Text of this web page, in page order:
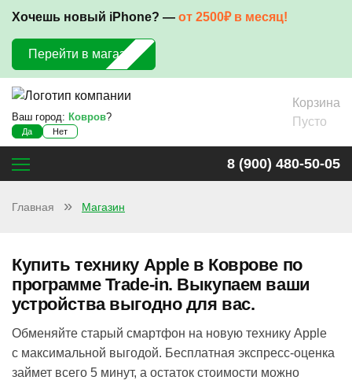
Хочешь новый iPhone? — от 2500₽ в месяц!
Перейти в магазин
Ваш город: Ковров?
Да Нет
Корзина
Пусто
8 (900) 480-50-05
Главная Магазин
Купить технику Apple в Коврове по
программе Trade-in. Выкупаем ваши
устройства выгодно для вас.
Обменяйте старый смартфон на новую технику Apple
с максимальной выгодой. Бесплатная экспресс-оценка
займет всего 5 минут, а остаток стоимости можно